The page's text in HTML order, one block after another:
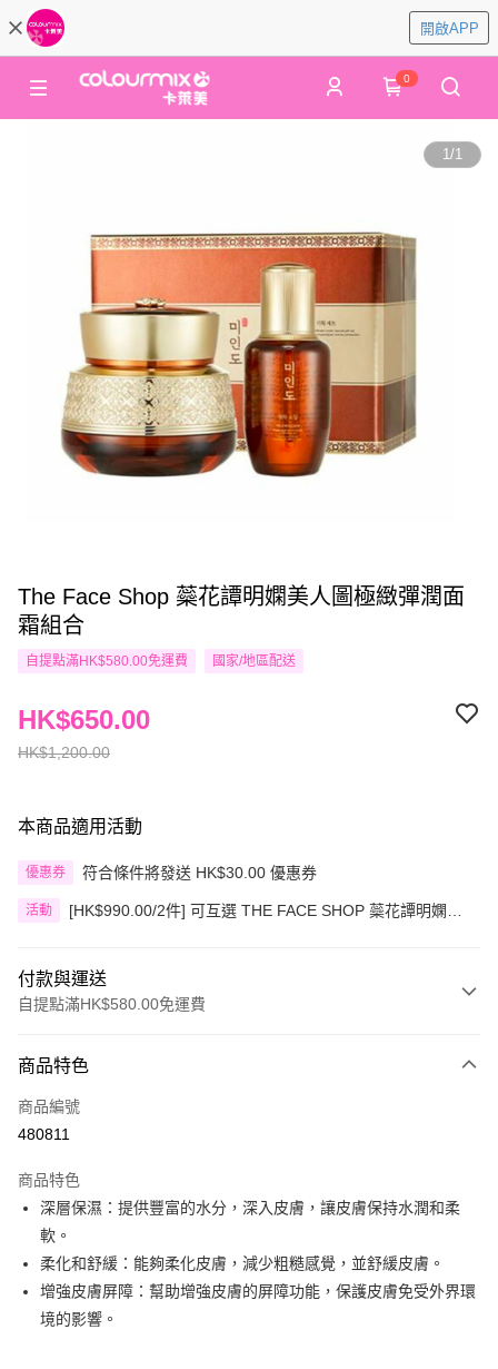
開啟APP
0
1/1
The Face Shop 蘂花譚明嫻美人圖極緻彈潤面
霜組合
自提點滿HK$580.00免運費 國家/地區配送
HK$1,200.00
HK$650.00
本商品適用活動
優惠券 符合條件將發送 HK$30.00 優惠券
活動
[HK$990.00/2件] 可互選 THE FACE SHOP 蘂花譚明嫻美
付款與運送
自提點滿HK$580.00免運費
信用卡
Apple Pay
AlipayHK
PayMe
WeChat Pay
其他轉帳方式
商品特色
商品編號
480811
商品特色
深層保濕：提供豐富的水分，深入皮膚，讓皮膚保持水潤和柔
軟。
柔化和舒緩：能夠柔化皮膚，減少粗糙感覺，並舒緩皮膚。
增強皮膚屏障：幫助增強皮膚的屏障功能，保護皮膚免受外界環
境的影響。